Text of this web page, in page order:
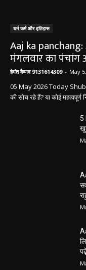
धर्म कर्म और इतिहास
Aaj ka
मंगलवार का
हेमंत वैष्णव 9131614309 - May
05 May 2026 Today
की सोच रहे हैं? या कोई महत्वपूर्ण
5